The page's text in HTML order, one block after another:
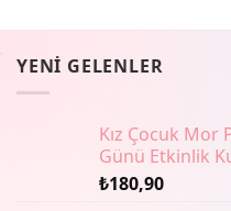
YENI GELENLER
Kız Çocuk Mor
Günü Etkinlik
₺180,90